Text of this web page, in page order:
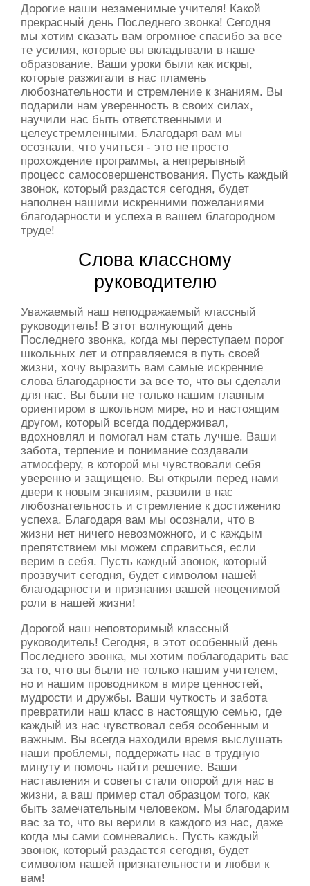
Дорогие наши незаменимые учителя! Какой
прекрасный день Последнего звонка! Сегодня
мы хотим сказать вам огромное спасибо за все
те усилия, которые вы вкладывали в наше
образование. Ваши уроки были как искры,
которые разжигали в нас пламень
любознательности и стремление к знаниям. Вы
подарили нам уверенность в своих силах,
научили нас быть ответственными и
целеустремленными. Благодаря вам мы
осознали, что учиться - это не просто
прохождение программы, а непрерывный
процесс самосовершенствования. Пусть каждый
звонок, который раздастся сегодня, будет
наполнен нашими искренними пожеланиями
благодарности и успеха в вашем благородном
труде!
Слова классному
руководителю
Уважаемый наш неподражаемый классный
руководитель! В этот волнующий день
Последнего звонка, когда мы переступаем порог
школьных лет и отправляемся в путь своей
жизни, хочу выразить вам самые искренние
слова благодарности за все то, что вы сделали
для нас. Вы были не только нашим главным
ориентиром в школьном мире, но и настоящим
другом, который всегда поддерживал,
вдохновлял и помогал нам стать лучше. Ваши
забота, терпение и понимание создавали
атмосферу, в которой мы чувствовали себя
уверенно и защищено. Вы открыли перед нами
двери к новым знаниям, развили в нас
любознательность и стремление к достижению
успеха. Благодаря вам мы осознали, что в
жизни нет ничего невозможного, и с каждым
препятствием мы можем справиться, если
верим в себя. Пусть каждый звонок, который
прозвучит сегодня, будет символом нашей
благодарности и признания вашей неоценимой
роли в нашей жизни!
Дорогой наш неповторимый классный
руководитель! Сегодня, в этот особенный день
Последнего звонка, мы хотим поблагодарить вас
за то, что вы были не только нашим учителем,
но и нашим проводником в мире ценностей,
мудрости и дружбы. Ваши чуткость и забота
превратили наш класс в настоящую семью, где
каждый из нас чувствовал себя особенным и
важным. Вы всегда находили время выслушать
наши проблемы, поддержать нас в трудную
минуту и помочь найти решение. Ваши
наставления и советы стали опорой для нас в
жизни, а ваш пример стал образцом того, как
быть замечательным человеком. Мы благодарим
вас за то, что вы верили в каждого из нас, даже
когда мы сами сомневались. Пусть каждый
звонок, который раздастся сегодня, будет
символом нашей признательности и любви к
вам!